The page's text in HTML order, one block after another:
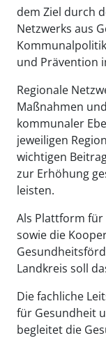
dem Ziel durch
Netzwerks aus
und Prävention
Regionale
Maßnahmen
kommunaler
jeweiligen
wichtigen
zur Erhöhung
leisten.
Als Plattform
sowie die
Landkreis soll
Die fachliche
für Gesundheit
begleitet die